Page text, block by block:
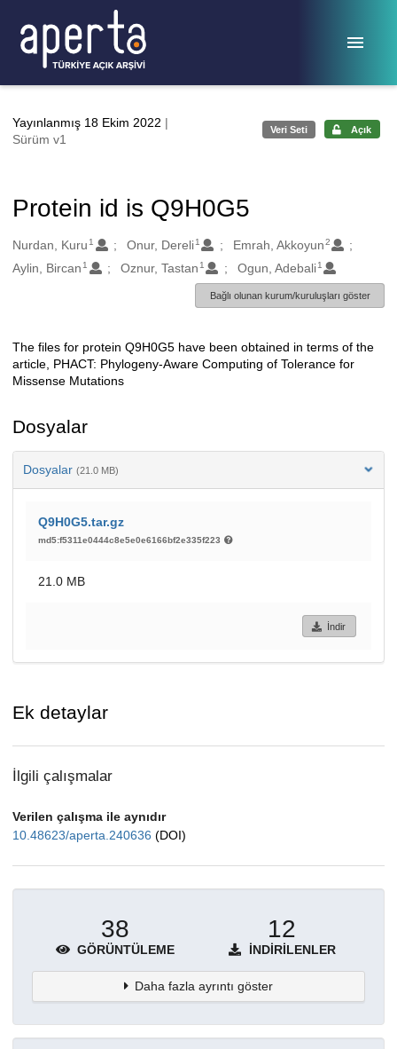
Yayınlanmış 18 Ekim 2022 |
Sürüm v1
Veri Seti Açık
Protein id is Q9H0G5
Oluşturanlar
Nurdan, Kuru 1 Onur, Dereli 1 Emrah, Akkoyun2
Aylin, Bircan 1 Oznur, Tastan 1 Ogun, Adebali 1
Bağlı olunan kurum/kuruluşları göster
Açıklama
The files for protein Q9H0G5 have been obtained in terms of the
article, PHACT: Phylogeny-Aware Computing of Tolerance for
Missense Mutations
Dosyalar
Dosyalar (21.0 MB)
Q9H0G5.tar.gz
md5:f5311e0444c8e5e0e6166bf2e335f223
21.0 MB
İndir
Ek detaylar
İlgili çalışmalar
Verilen çalışma ile aynıdır
10.48623/aperta.240636 (DOI)
38
GÖRÜNTÜLEME
12
İNDIRILENLER
Daha fazla ayrıntı göster